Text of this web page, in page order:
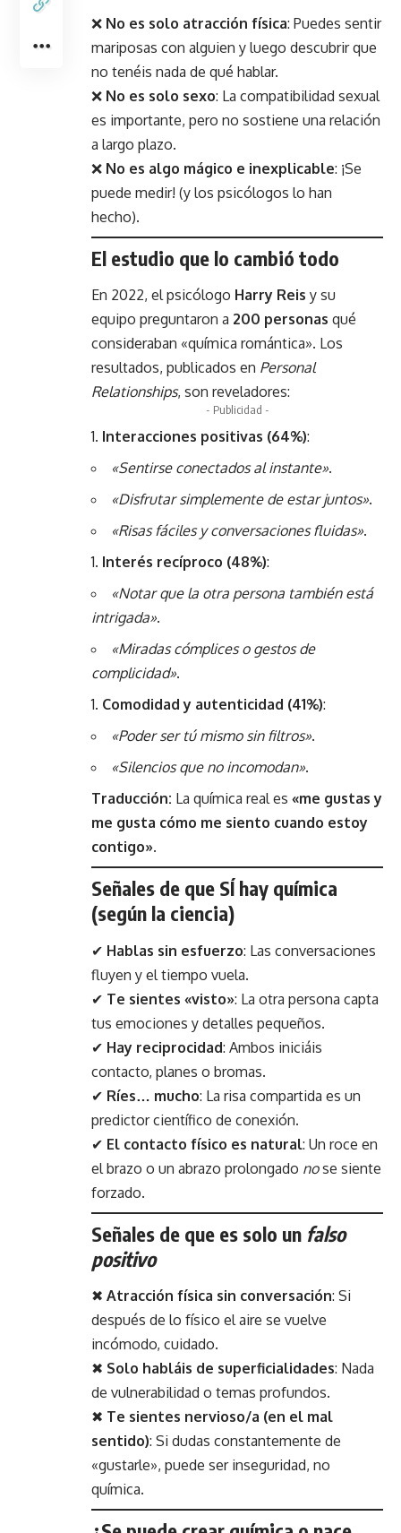
❌ No es solo atracción física: Puedes sentir
mariposas con alguien y luego descubrir que
no tenéis nada de qué hablar.
❌ No es solo sexo: La compatibilidad sexual
es importante, pero no sostiene una relación
a largo plazo.
❌ No es algo mágico e inexplicable: ¡Se
puede medir! (y los psicólogos lo han
hecho).
El estudio que lo cambió todo
En 2022, el psicólogo Harry Reis y su
equipo preguntaron a 200 personas qué
consideraban «química romántica». Los
resultados, publicados en Personal
Relationships, son reveladores:
- Publicidad -
Interacciones positivas (64%):
«Sentirse conectados al instante».
«Disfrutar simplemente de estar juntos».
«Risas fáciles y conversaciones fluidas».
Interés recíproco (48%):
«Notar que la otra persona también está
intrigada».
«Miradas cómplices o gestos de
complicidad».
Comodidad y autenticidad (41%):
«Poder ser tú mismo sin filtros».
«Silencios que no incomodan».
Traducción: La química real es «me gustas y
me gusta cómo me siento cuando estoy
contigo».
Señales de que SÍ hay química
(según la ciencia)
✔ Hablas sin esfuerzo: Las conversaciones
fluyen y el tiempo vuela.
✔ Te sientes «visto»: La otra persona capta
tus emociones y detalles pequeños.
✔ Hay reciprocidad: Ambos iniciáis
contacto, planes o bromas.
✔ Ríes… mucho: La risa compartida es un
predictor científico de conexión.
✔ El contacto físico es natural: Un roce en
el brazo o un abrazo prolongado nose siente
forzado.
Señales de que es solo un falso
positivo
✖ Atracción física sin conversación: Si
después de lo físico el aire se vuelve
incómodo, cuidado.
✖ Solo habláis de superficialidades: Nada
de vulnerabilidad o temas profundos.
✖ Te sientes nervioso/a (en el mal
sentido): Si dudas constantemente de
«gustarle», puede ser inseguridad, no
química.